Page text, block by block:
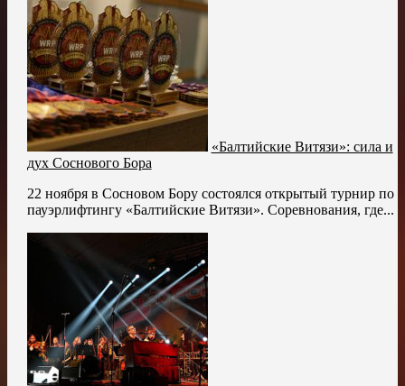
«Балтийские Витязи»: сила и
дух Соснового Бора
22 ноября в Сосновом Бору состоялся открытый турнир по
пауэрлифтингу «Балтийские Витязи». Соревнования, где...